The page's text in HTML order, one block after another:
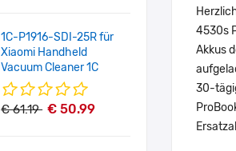
1C-P1916-SDI-25R für
Xiaomi Handheld
Vacuum Cleaner 1C
€ 61.19 € 50.99
4530s
Akkus
30-